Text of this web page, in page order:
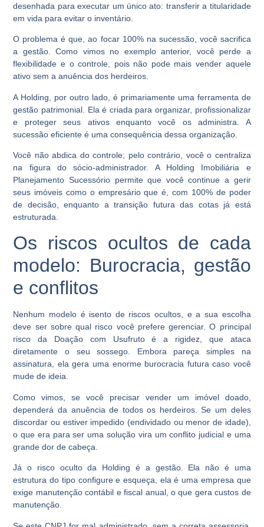
desenhada para executar um único ato: transferir a titularidade
em vida para evitar o inventário.
O problema é que, ao focar 100% na sucessão, você sacrifica
a gestão. Como vimos no exemplo anterior, você perde a
flexibilidade e o controle, pois não pode mais vender aquele
ativo sem a anuência dos herdeiros.
A Holding, por outro lado, é primariamente uma ferramenta de
gestão patrimonial. Ela é criada para organizar, profissionalizar
e proteger seus ativos enquanto você os administra. A
sucessão eficiente é uma consequência dessa organização.
Você não abdica do controle; pelo contrário, você o centraliza
na figura do sócio-administrador. A Holding Imobiliária e
Planejamento Sucessório permite que você continue a gerir
seus imóveis como o empresário que é, com 100% de poder
de decisão, enquanto a transição futura das cotas já está
estruturada.
Os riscos ocultos de cada
modelo: Burocracia, gestão
e conflitos
Nenhum modelo é isento de riscos ocultos, e a sua escolha
deve ser sobre qual risco você prefere gerenciar. O principal
risco da Doação com Usufruto é a rigidez, que ataca
diretamente o seu sossego. Embora pareça simples na
assinatura, ela gera uma enorme burocracia futura caso você
mude de ideia.
Como vimos, se você precisar vender um imóvel doado,
dependerá da anuência de todos os herdeiros. Se um deles
discordar ou estiver impedido (endividado ou menor de idade),
o que era para ser uma solução vira um conflito judicial e uma
grande dor de cabeça.
Já o risco oculto da Holding é a gestão. Ela não é uma
estrutura do tipo configure e esqueça, ela é uma empresa que
exige manutenção contábil e fiscal anual, o que gera custos de
manutenção.